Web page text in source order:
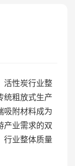
活性炭行业整
统粗放式生产
吸附材料成为
产业需求的双
行业整体质量